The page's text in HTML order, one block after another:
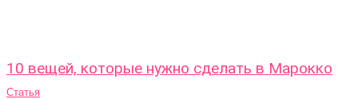
10 вещей, которые нужно сделать в Марокко
Статья